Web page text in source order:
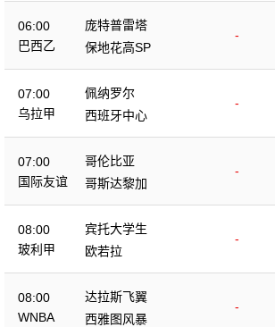
06:00
巴西乙
庞特普雷塔
-
保地花高SP
07:00
乌拉甲
佩纳罗尔
-
西班牙中心
07:00
国际友谊
哥伦比亚
-
哥斯达黎加
08:00
玻利甲
宾托大学生
-
欧若拉
08:00
WNBA
达拉斯飞翼
-
西雅图风暴